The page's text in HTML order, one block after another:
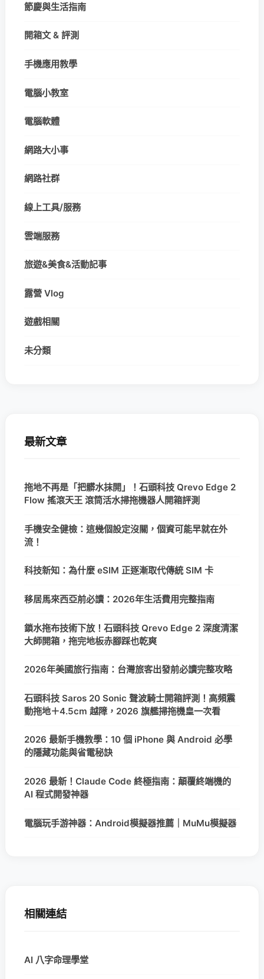
節慶與生活指南
開箱文 & 評測
手機應用教學
電腦小教室
電腦軟體
網路大小事
網路社群
線上工具/服務
雲端服務
旅遊&美食&活動記事
露營 Vlog
遊戲相關
未分類
最新文章
拖地不再是「把髒水抹開」！石頭科技 Qrevo Edge 2
Flow 搖滾天王 滾筒活水掃拖機器人開箱評測
手機安全健檢：這幾個設定沒關，個資可能早就在外
流！
科技新知：為什麼 eSIM 正逐漸取代傳統 SIM 卡
移居馬來西亞前必讀：2026年生活費用完整指南
鎖水拖布技術下放！石頭科技 Qrevo Edge 2 深度清潔
大師開箱，拖完地板赤腳踩也乾爽
2026年美國旅行指南：台灣旅客出發前必讀完整攻略
石頭科技 Saros 20 Sonic 聲波騎士開箱評測！高頻震
動拖地＋4.5cm 越障，2026 旗艦掃拖機皇一次看
2026 最新手機教學：10 個 iPhone 與 Android 必學
的隱藏功能與省電秘訣
2026 最新！Claude Code 終極指南：顛覆終端機的
AI 程式開發神器
電腦玩手游神器：Android模擬器推薦｜MuMu模擬器
相關連結
AI 八字命理學堂